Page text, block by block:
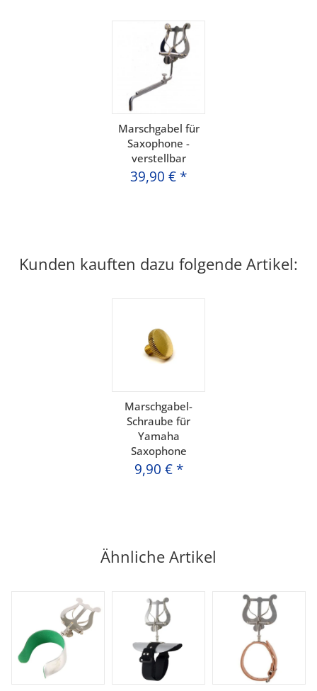
Marschgabel für
Saxophone -
verstellbar
39,90 € *
Kunden kauften dazu folgende Artikel:
Marschgabel-
Schraube für
Yamaha
Saxophone
9,90 € *
Ähnliche Artikel